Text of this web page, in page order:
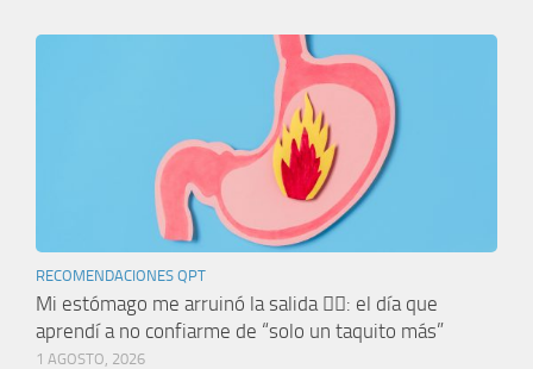
RECOMENDACIONES QPT
Mi estómago me arruinó la salida 🤦‍♀️: el día que
aprendí a no confiarme de “solo un taquito más”
1 AGOSTO, 2026